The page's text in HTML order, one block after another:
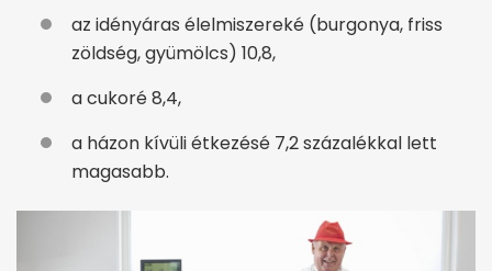
az idényáras élelmiszereké (burgonya, friss
zöldség, gyümölcs) 10,8,
a cukoré 8,4,
a házon kívüli étkezésé 7,2 százalékkal lett
magasabb.